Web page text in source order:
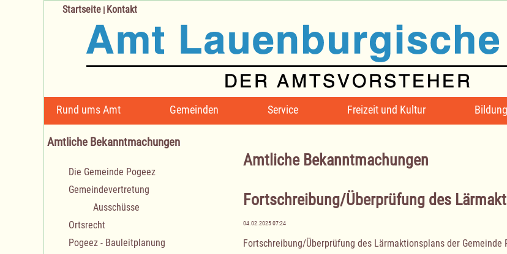
Navigation
überspringen
Rund ums Amt Gemeinden Service Freizeit und Kultur Bildung
Startseite | Kontakt
Amtliche Bekanntmachungen
Fortschreibung/Überprüfung des
04.02.2025 07:24
Fortschreibung/Überprüfung des Lärmaktionsplans der Gemeinde
Amtliche Bekanntmachungen
Navigation
überspringen
Die Gemeinde Pogeez
Gemeindevertretung
Ausschüsse
Ortsrecht
Pogeez - Bauleitplanung